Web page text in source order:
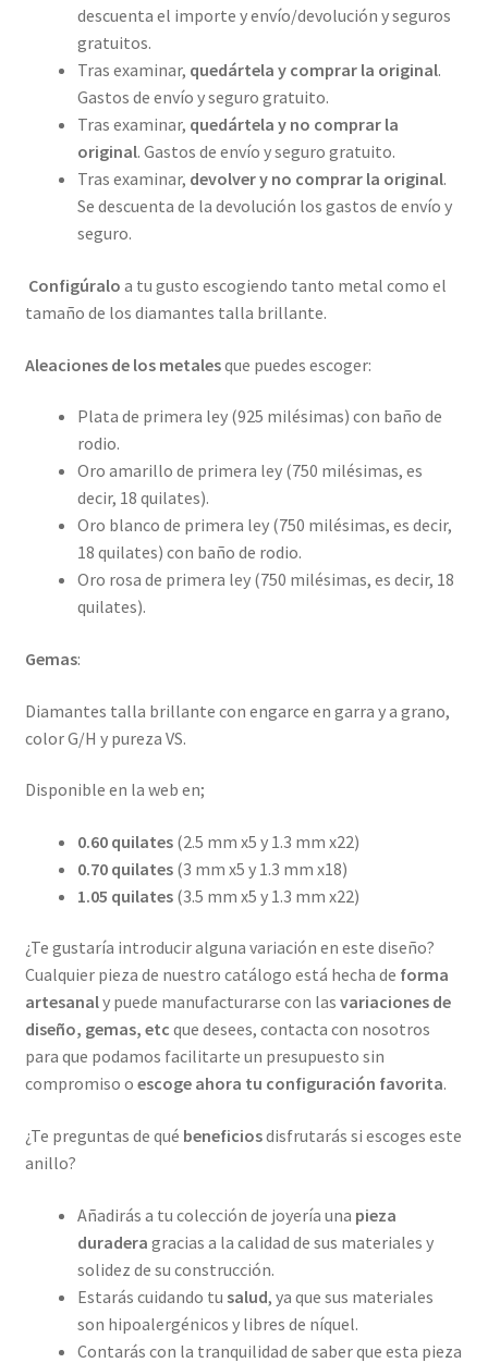
descuenta el importe y envío/devolución y seguros
gratuitos.
Tras examinar, quedártela y comprar la original.
Gastos de envío y seguro gratuito.
Tras examinar, quedártela y no comprar la
original. Gastos de envío y seguro gratuito.
Tras examinar, devolver y no comprar la original.
Se descuenta de la devolución los gastos de envío y
seguro.
Configúralo a tu gusto escogiendo tanto metal como el
tamaño de los diamantes talla brillante.
Aleaciones de los metalesque puedes escoger:
Plata de primera ley (925 milésimas) con baño de
rodio.
Oro amarillo de primera ley (750 milésimas, es
decir, 18 quilates).
Oro blanco de primera ley (750 milésimas, es decir,
18 quilates) con baño de rodio.
Oro rosa de primera ley (750 milésimas, es decir, 18
quilates).
Gemas:
Diamantes talla brillante con engarce en garra y a grano,
color G/H y pureza VS.
Disponible en la web en;
0.60 quilates (2.5 mm x5 y 1.3 mm x22)
0.70 quilates (3 mm x5 y 1.3 mm x18)
1.05 quilates (3.5 mm x5 y 1.3 mm x22)
¿Te gustaría introducir alguna variación en este diseño?
Cualquier pieza de nuestro catálogo está hecha de forma
artesanaly puede manufacturarse con las variaciones de
diseño, gemas, etc que desees, contacta con nosotros
para que podamos facilitarte un presupuesto sin
compromiso o escoge ahora tu configuración favorita.
¿Te preguntas de qué beneficiosdisfrutarás si escoges este
anillo?
Añadirás a tu colección de joyería una pieza
duradera gracias a la calidad de sus materiales y
solidez de su construcción.
Estarás cuidando tu salud, ya que sus materiales
son hipoalergénicos y libres de níquel.
Contarás con la tranquilidad de saber que esta pieza